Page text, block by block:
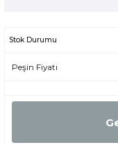
Stok Durumu
Peşin Fiyatı